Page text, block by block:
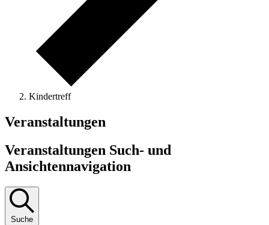
Kindertreff
Veranstaltungen
Veranstaltungen Such- und
Ansichtennavigation
Suche